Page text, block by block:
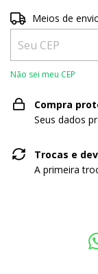
Entregas para o
Meios de
Não sei meu CEP
Compra
Seus dados
Trocas e
A primeira